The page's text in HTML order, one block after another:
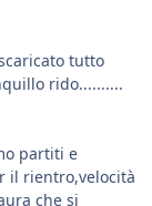
tutto
rido..........
partiti e
il rientro,velocità
che si